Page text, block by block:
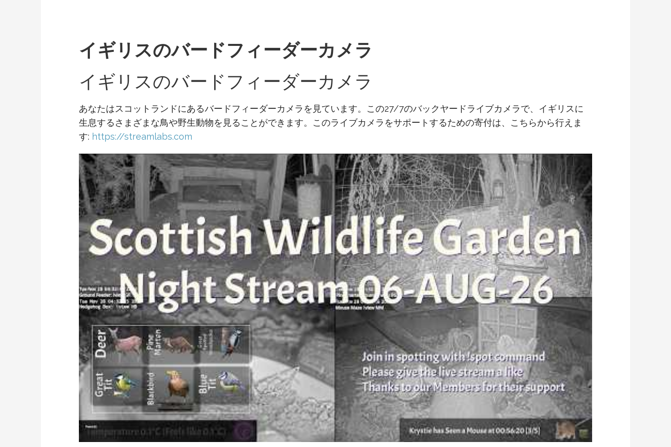
イギリスのバードフィーダーカメラ
イギリスのバードフィーダーカメラ
あなたはスコットランドにあるバードフィーダーカメラを見ています。この27/7のバックヤードライブカメラで、イギリスに
生息するさまざまな鳥や野生動物を見ることができます。このライブカメラをサポートするための寄付は、こちらから行えま
す: https://streamlabs.com